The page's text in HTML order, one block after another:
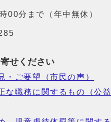
00分まで（年中無休）
せください
・ご要望（市民の声）
な職務に関するもの（公益